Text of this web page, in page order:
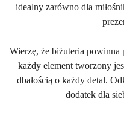
idealny zarówno dla
Wierzę, że biżuteria
każdy element tworzony
dbałością o każdy detal.
dodatek dla